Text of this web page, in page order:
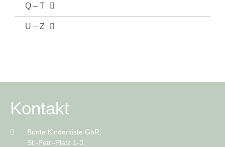
Q – T
U – Z
Kontakt
Bunte Kinderkiste GbR,
St.-Petri-Platz 1-3,